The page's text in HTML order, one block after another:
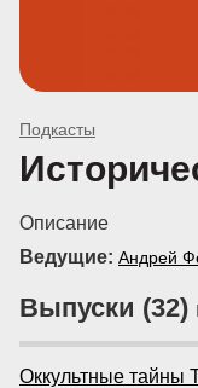
Подкасты
Описание
Ведущие: Андрей
Выпуски (32)
Оккультные тайны